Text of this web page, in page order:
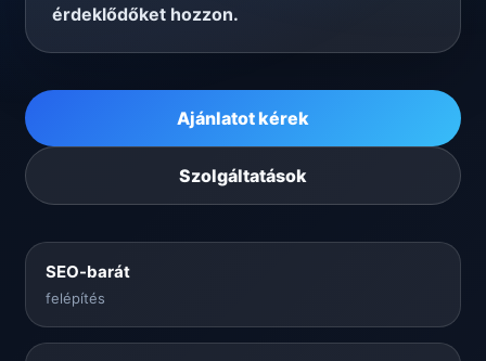
érdeklődőket hozzon.
Ajánlatot kérek
Szolgáltatások
SEO-barát
felépítés